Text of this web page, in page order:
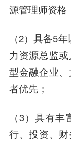
源管理师资格
（2）具备5
力资源总监
型金融企业
者优先；
（3）具有
行、投资、